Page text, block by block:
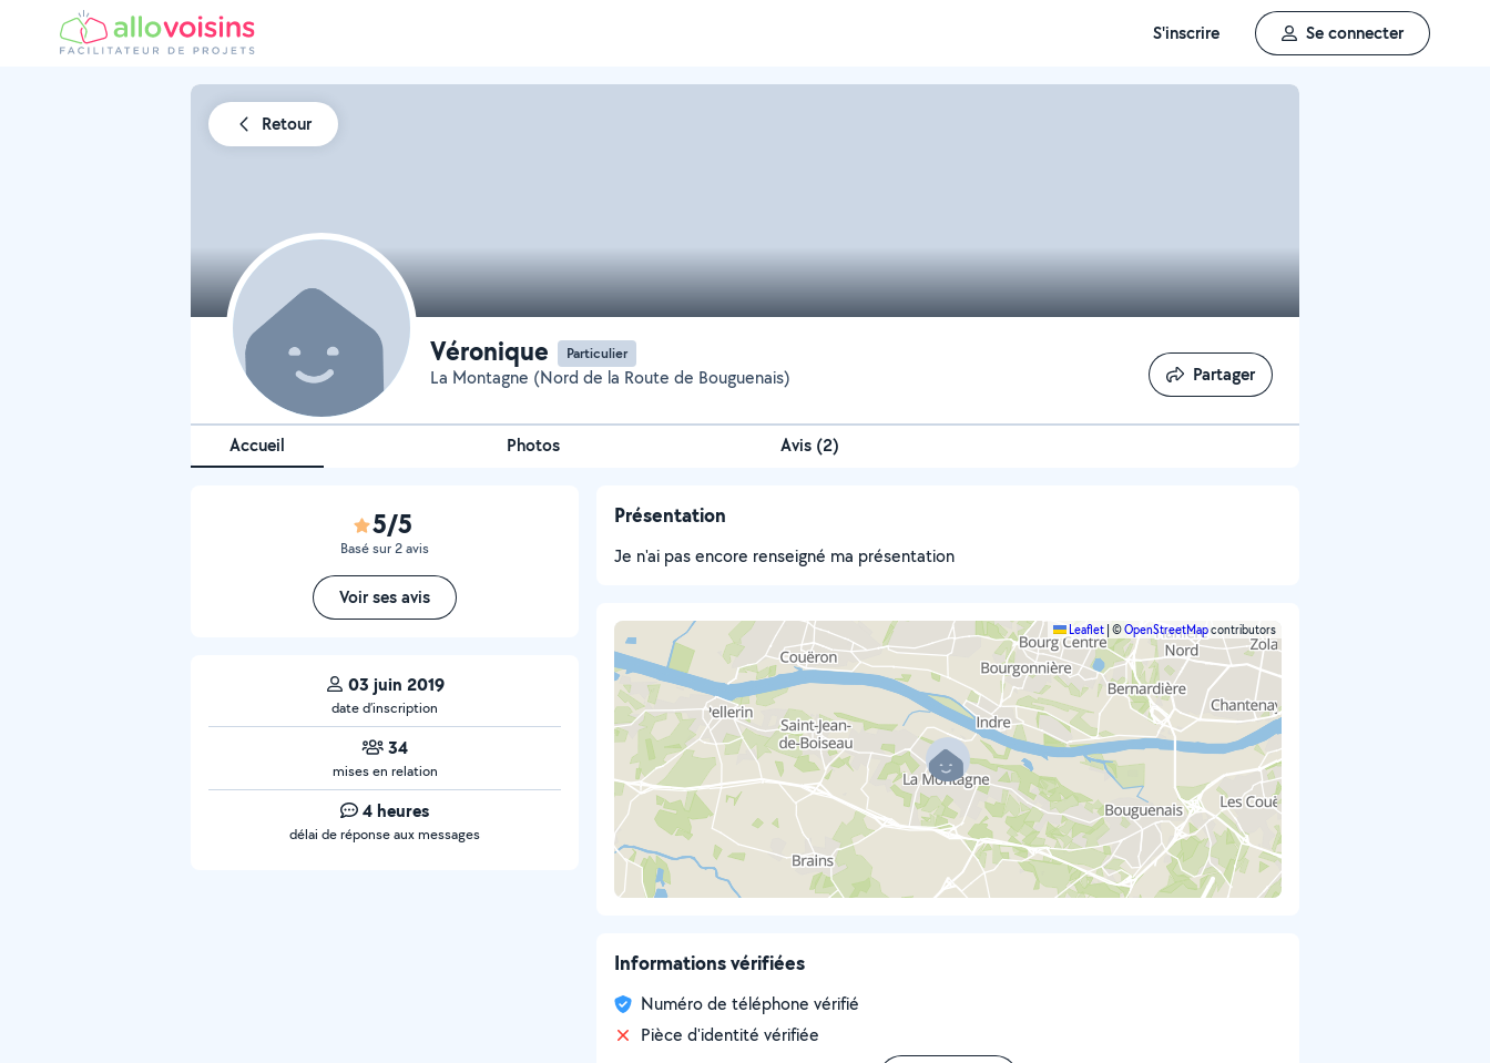
S'inscrire Se connecter
Retour
Véronique Particulier
La Montagne (Nord de la Route de Bouguenais) Partager
Partager
Accueil Photos Avis (2)
5/5
Basé sur 2 avis
Voir ses avis
03 juin 2019
date d’inscription
34
mises en relation
4 heures
délai de réponse aux messages
Présentation
Je n'ai pas encore renseigné ma présentation
Leaflet ©OpenStreetMapcontributors
Informations vérifiées
Numéro de téléphone vérifié
Pièce d'identité vérifiée